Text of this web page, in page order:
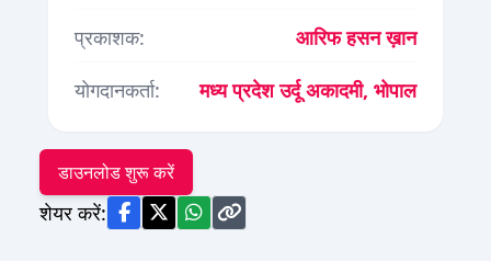
प्रकाशक:
आरिफ हसन ख़ान
योगदानकर्ता:
मध्य प्रदेश उर्दू अकादमी, भोपाल
डाउनलोड शुरू करें
शेयर करें: